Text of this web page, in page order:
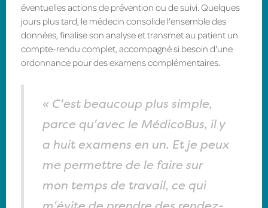
éventuelles actions de prévention ou de suivi. Quelques
jours plus tard, le médecin consolide l'ensemble des
données, finalise son analyse et transmet au patient un
compte-rendu complet, accompagné si besoin d'une
ordonnance pour des examens complémentaires.
« C'est beaucoup plus simple,
parce qu'avec le MédicoBus, il y
a huit examens en un. Et je peux
me permettre de le faire sur
mon temps de travail, ce qui